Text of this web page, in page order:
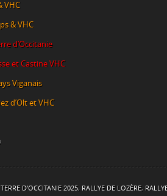
VHC
& VHC
d’Occitanie
et Castine VHC
Viganais
d’Olt et VHC
D'OCCITANIE 2025, RALLYE DE LOZÈRE,